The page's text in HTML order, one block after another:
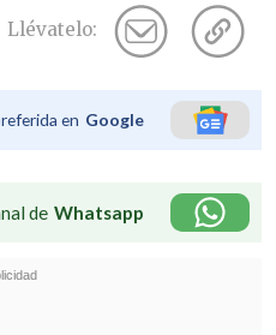
Llévatelo:
en Google
de Whatsapp